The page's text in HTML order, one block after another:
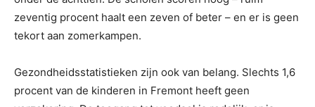
zeventig procent haalt een zeven of beter – en er is geen
tekort aan zomerkampen.
Gezondheidsstatistieken zijn ook van belang. Slechts 1,6
procent van de kinderen in Fremont heeft geen